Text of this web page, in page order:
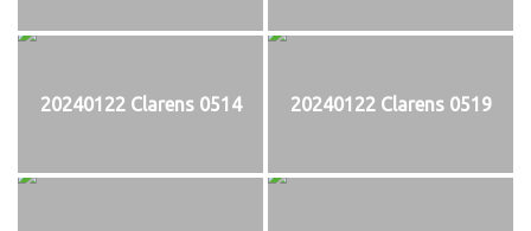
20240122 Clarens 0514 20240122 Clarens 0519